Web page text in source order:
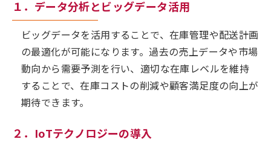
１．データ分析とビッグデータ活用
ビッグデータを活用することで、在庫管理や配送計画
の最適化が可能になります。過去の売上データや市場
動向から需要予測を行い、適切な在庫レベルを維持
することで、在庫コストの削減や顧客満足度の向上が
期待できます。
２．IoTテクノロジーの導入